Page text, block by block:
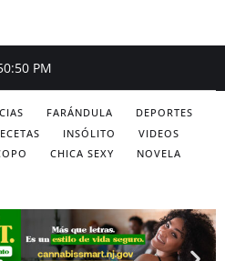
PM
FARÁNDULA
DEPORTES
INSÓLITO
VIDEOS
CHICA SEXY NOVELA